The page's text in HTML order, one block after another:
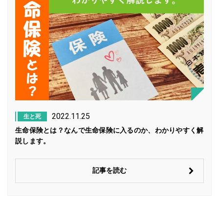
生と死 2022.11.25
生命保険とは？なんで生命保険に入るのか、わかりやすく解
説します。
記事を読む